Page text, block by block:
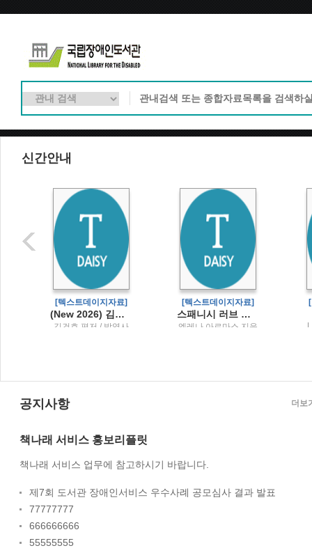
신간안내
[텍스트데이지자료]
(New 2026) 김건호 헌법최근 10년 단원별 기출문제집2
김건호 편저 / 박영사
[텍스트데이지자료]
스패니시 러브 디셉션
엘레나 아르마스 지음
공지사항
책나래 서비스 홍보리플릿
책나래 서비스 업무에 참고하시기 바랍니다.
제7회 도서관 장애인서비스 우수사례 공모심사 결과 발표
77777777
666666666
55555555
더보